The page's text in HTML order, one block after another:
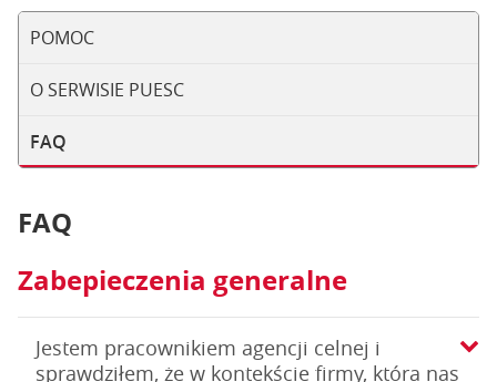
POMOC
O SERWISIE PUESC
FAQ
FAQ
Zabepieczenia generalne
Jestem pracownikiem agencji celnej i
sprawdziłem, że w kontekście firmy, która nas